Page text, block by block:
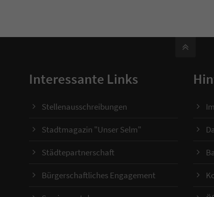
Interessante Links
Stellenausschreibungen
Stadtmagazin "Unser Selm"
Städtepartnerschaft
Bürgerschaftliches Engagement